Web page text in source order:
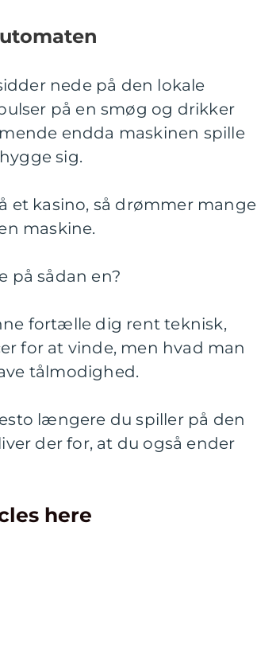
nede på den lokale
på en smøg og drikker
endda maskinen spille
sig.
et kasino, så drømmer mange
maskine.
på sådan en?
fortælle dig rent teknisk,
for at vinde, men hvad man
tålmodighed.
længere du spiller på den
der for, at du også ender
here